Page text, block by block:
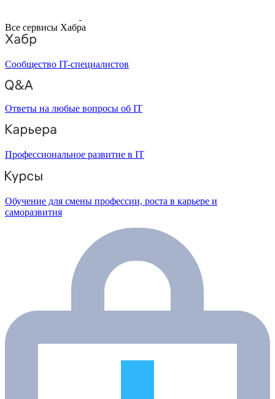
Все сервисы Хабра
Сообщество IT-специалистов
Ответы на любые вопросы об IT
Профессиональное развитие в IT
Обучение для смены профессии, роста в карьере и
саморазвития